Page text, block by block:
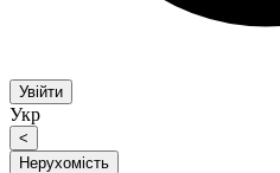
Увійти
Укр
<
Нерухомість